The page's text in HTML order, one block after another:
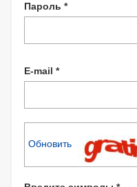
Пароль *
E-mail *
Обновить